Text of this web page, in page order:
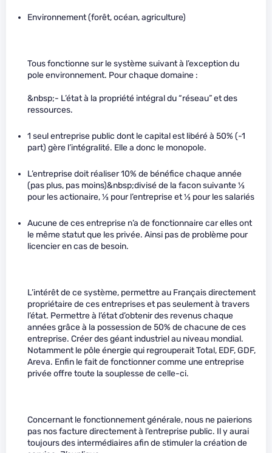
Environnement (forêt, océan, agriculture)
Tous fonctionne sur le système suivant à l’exception du
pole environnement. Pour chaque domaine :
&nbsp;- L’état à la propriété intégral du “réseau” et des
ressources.
1 seul entreprise public dont le capital est libéré à 50% (-1
part) gère l’intégralité. Elle a donc le monopole.
L’entreprise doit réaliser 10% de bénéfice chaque année
(pas plus, pas moins)&nbsp;divisé de la facon suivante1⁄3
pour les actionaire,1⁄3 pour l’entreprise et1⁄3 pour les salariés
Aucune de ces entreprise n’a de fonctionnaire car elles ont
le même statut que les privée. Ainsi pas de problème pour
licencier en cas de besoin.
L’intérêt de ce système, permettre au Français directement
propriétaire de ces entreprises et pas seulement à travers
l’état. Permettre à l’état d’obtenir des revenus chaque
années grâce à la possession de 50% de chacune de ces
entreprise. Créer des géant industriel au niveau mondial.
Notamment le pôle énergie qui regrouperait Total, EDF, GDF,
Areva. Enfin le fait de fonctionner comme une entreprise
privée offre toute la souplesse de celle-ci.
Concernant le fonctionnement générale, nous ne paierions
pas nos facture directement à l’entreprise public. Il y aurai
toujours des intermédiaires afin de stimuler la création de